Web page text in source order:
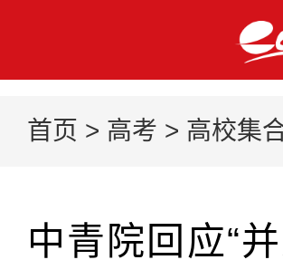
首页 > 高考 > 高校集
中青院回应“